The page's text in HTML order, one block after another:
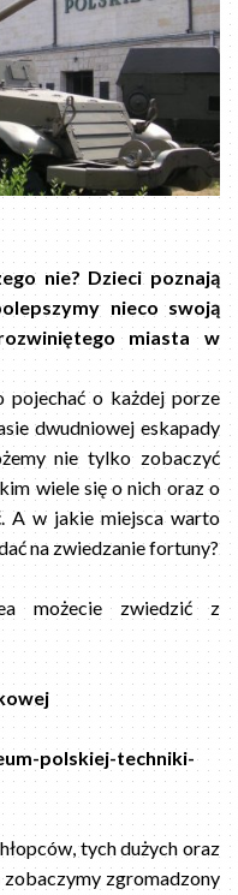
nie? Dzieci poznają
nieco swoją
miasta w
pojechać o każdej porze
dwudniowej eskapady
nie tylko zobaczyć
wiele się o nich oraz o
A w jakie miejsca warto
na zwiedzanie fortuny?
możecie zwiedzić z
polskiej-techniki-
tych dużych oraz
zobaczymy zgromadzony